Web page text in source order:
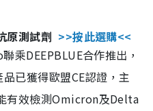
原測試劑 >>按此選購<<
乘DEEPBLUE合作推出，
已獲得歐盟CE認證，主
有效檢測Omicron及Delta